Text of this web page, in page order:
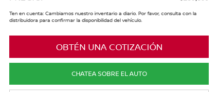
Ten en cuenta: Cambiamos nuestro inventario a diario. Por favor, consulta con la
distribuidora para confirmar la disponibilidad del vehículo.
OBTÉN UNA COTIZACIÓN
CHATEA SOBRE EL AUTO